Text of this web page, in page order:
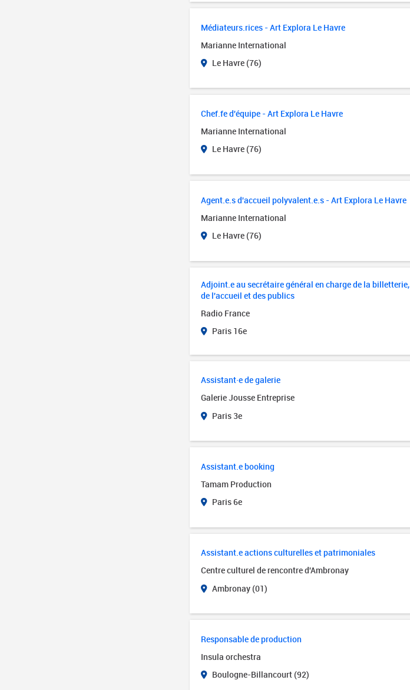
Médiateurs.rices - Art Explora Le Havre
Marianne International
Le Havre (76)
Chef.fe d'équipe - Art Explora Le Havre
Marianne International
Le Havre (76)
Agent.e.s d'accueil polyvalent.e.s - Art Explora Le Havre
Marianne International
Le Havre (76)
Adjoint.e au secrétaire général en charge de la billetterie,
de l'accueil et des publics
Radio France
Paris 16e
Assistant·e de galerie
Galerie Jousse Entreprise
Paris 3e
Assistant.e booking
Tamam Production
Paris 6e
Assistant.e actions culturelles et patrimoniales
Centre culturel de rencontre d'Ambronay
Ambronay (01)
Responsable de production
Insula orchestra
Boulogne-Billancourt (92)